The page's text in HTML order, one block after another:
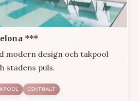
***
modern design och takpool
stadens puls.
CENTRALT